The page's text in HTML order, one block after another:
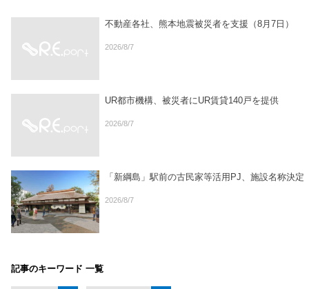
不動産各社、熊本地震被災者を支援（8月7日）
2026/8/7
UR都市機構、被災者にUR賃貸140戸を提供
2026/8/7
「新綱島」駅前の古民家等活用PJ、施設名称決定
2026/8/7
記事のキーワード 一覧